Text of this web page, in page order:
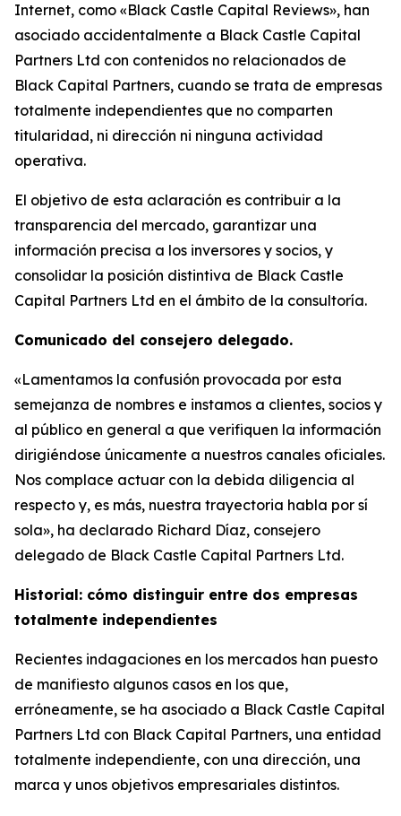
Internet, como «Black Castle Capital Reviews», han
asociado accidentalmente a Black Castle Capital
Partners Ltd con contenidos no relacionados de
Black Capital Partners, cuando se trata de empresas
totalmente independientes que no comparten
titularidad, ni dirección ni ninguna actividad
operativa.
El objetivo de esta aclaración es contribuir a la
transparencia del mercado, garantizar una
información precisa a los inversores y socios, y
consolidar la posición distintiva de Black Castle
Capital Partners Ltd en el ámbito de la consultoría.
Comunicado del consejero delegado.
«Lamentamos la confusión provocada por esta
semejanza de nombres e instamos a clientes, socios y
al público en general a que verifiquen la información
dirigiéndose únicamente a nuestros canales oficiales.
Nos complace actuar con la debida diligencia al
respecto y, es más, nuestra trayectoria habla por sí
sola», ha declarado Richard Díaz, consejero
delegado de Black Castle Capital Partners Ltd.
Historial: cómo distinguir entre dos empresas
totalmente independientes
Recientes indagaciones en los mercados han puesto
de manifiesto algunos casos en los que,
erróneamente, se ha asociado a Black Castle Capital
Partners Ltd con Black Capital Partners, una entidad
totalmente independiente, con una dirección, una
marca y unos objetivos empresariales distintos.